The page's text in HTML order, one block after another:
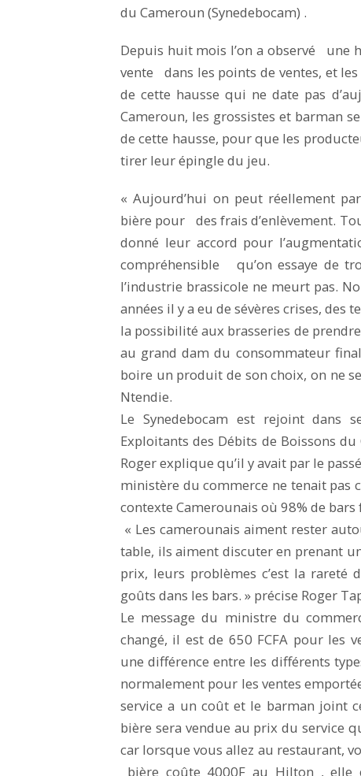
du Cameroun (Synedebocam) .
Depuis huit mois l’on a observé une
vente dans les points de ventes, et
de cette hausse qui ne date pas
Cameroun, les grossistes et barman
de cette hausse, pour que les
tirer leur épingle du jeu.
« Aujourd’hui on peut réellement
bière pour des frais d’enlèvement.
donné leur accord pour
compréhensible qu’on essaye de
l’industrie brassicole ne meurt pas.
années il y a eu de sévères crises, des
la possibilité aux brasseries de
au grand dam du consommateur
boire un produit de son choix, on ne
Ntendie.
Le Synedebocam est rejoint
Exploitants des Débits de Boissons du
Roger explique qu’il y avait par le
ministère du commerce ne tenait pas
contexte Camerounais où 98% de
« Les camerounais aiment rester
table, ils aiment discuter en prenant
prix, leurs problèmes c’est la rareté
goûts dans les bars. » précise Roger
Le message du ministre du
changé, il est de 650 FCFA pour les
une différence entre les différents
normalement pour les ventes
service a un coût et le barman joint
bière sera vendue au prix du service
car lorsque vous allez au restaurant,
bière coûte 4000F au Hilton ,